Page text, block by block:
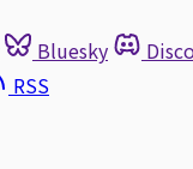
Bluesky
RSS